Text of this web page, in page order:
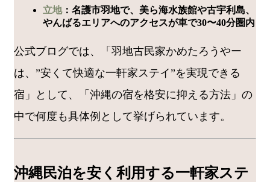
立地：名護市羽地で、美ら海水族館や古宇利島、
やんばるエリアへのアクセスが車で30〜40分圏内
公式ブログでは、「羽地古民家かめたろうやー
は、”安くて快適な一軒家ステイ”を実現できる
宿」として、「沖縄の宿を格安に抑える方法」の
中で何度も具体例として挙げられています。
沖縄民泊を安く利用する一軒家ステ